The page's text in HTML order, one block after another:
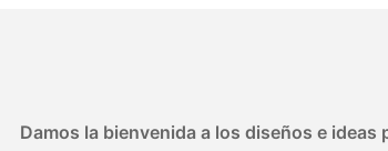
Damos la bienvenida a los diseños e